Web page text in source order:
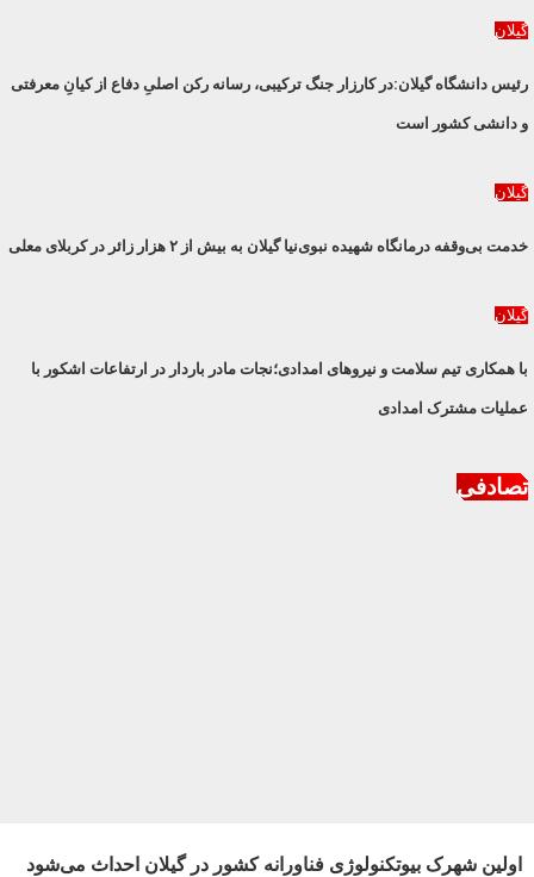
گیلان
رئیس دانشگاه گیلان:در کارزار جنگ ترکیبی، رسانه رکن اصلیِ دفاع از کیانِ معرفتی
و دانشی کشور است
گیلان
خدمت بی‌وقفه درمانگاه شهیده نبوی‌نیا گیلان به بیش از ۲ هزار زائر در کربلای معلی
گیلان
با همکاری تیم سلامت و نیروهای امدادی؛نجات مادر باردار در ارتفاعات اشکور با
عملیات مشترک امدادی
تصادفی
اولین شهرک بیوتکنولوژی فناورانه کشور در گیلان احداث می‌شود